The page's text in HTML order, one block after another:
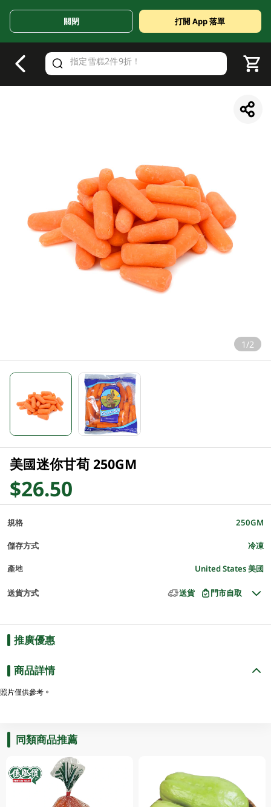
Valid Until 30 June 2026
關閉 打開 App 落單
1/2
美國迷你甘荀 250GM
$26.50
規格 250GM
儲存方式 冷凍
產地 United States 美國
送貨方式 送貨 門市自取
推廣優惠
商品詳情
照片僅供參考。
同類商品推薦